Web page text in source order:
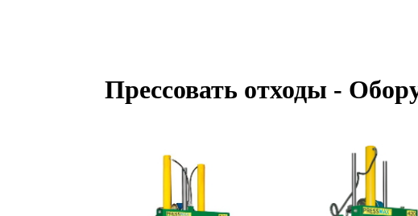
Прессовать отходы -